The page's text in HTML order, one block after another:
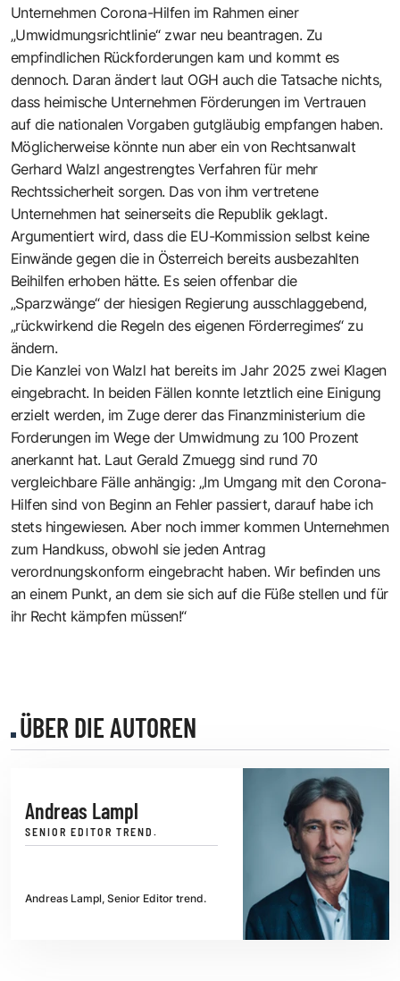
Unternehmen Corona-Hilfen im Rahmen einer
„Umwidmungsrichtlinie“ zwar neu beantragen. Zu
empfindlichen Rückforderungen kam und kommt es
dennoch. Daran ändert laut OGH auch die Tatsache nichts,
dass heimische Unternehmen Förderungen im Vertrauen
auf die nationalen Vorgaben gutgläubig empfangen haben.
Möglicherweise könnte nun aber ein von Rechtsanwalt
Gerhard Walzl angestrengtes Verfahren für mehr
Rechtssicherheit sorgen. Das von ihm vertretene
Unternehmen hat seinerseits die Republik geklagt.
Argumentiert wird, dass die EU-Kommission selbst keine
Einwände gegen die in Österreich bereits ausbezahlten
Beihilfen erhoben hätte. Es seien offenbar die
„Sparzwänge“ der hiesigen Regierung ausschlaggebend,
„rückwirkend die Regeln des eigenen Förderregimes“ zu
ändern.
Die Kanzlei von Walzl hat bereits im Jahr 2025 zwei Klagen
eingebracht. In beiden Fällen konnte letztlich eine Einigung
erzielt werden, im Zuge derer das Finanzministerium die
Forderungen im Wege der Umwidmung zu 100 Prozent
anerkannt hat. Laut Gerald Zmuegg sind rund 70
vergleichbare Fälle anhängig: „Im Umgang mit den Corona-
Hilfen sind von Beginn an Fehler passiert, darauf habe ich
stets hingewiesen. Aber noch immer kommen Unternehmen
zum Handkuss, obwohl sie jeden Antrag
verordnungskonform eingebracht haben. Wir befinden uns
an einem Punkt, an dem sie sich auf die Füße stellen und für
ihr Recht kämpfen müssen!“
ÜBER DIE AUTOREN
Andreas Lampl
SENIOR EDITOR TREND.
Andreas Lampl, Senior Editor trend.